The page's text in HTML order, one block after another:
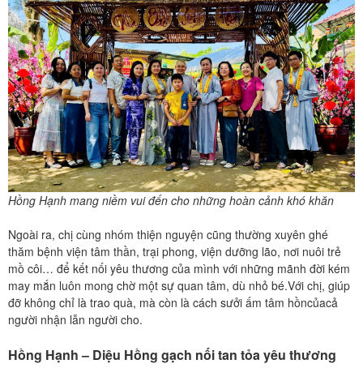
Hồng Hạnh mang niềm vui đến cho những hoàn cảnh khó khăn
Ngoài ra, chị cùng nhóm thiện nguyện cũng thường xuyên ghé
thăm bệnh viện tâm thần, trại phong, viện dưỡng lão, nơi nuôi trẻ
mồ côi… để kết nối yêu thương của mình với những mãnh đời kém
may mắn luôn mong chờ một sự quan tâm, dù nhỏ bé.Với chị, giúp
đỡ không chỉ là trao quà, mà còn là cách sưởi ấm tâm hồncủacả
người nhận lẫn người cho.
Hồng Hạnh – Diệu Hồng gạch nối tan tỏa yêu thương